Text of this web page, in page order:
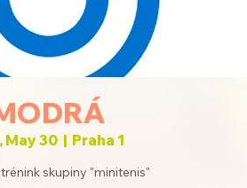
May 30
  |
Praha 1
skupiny "minitenis"